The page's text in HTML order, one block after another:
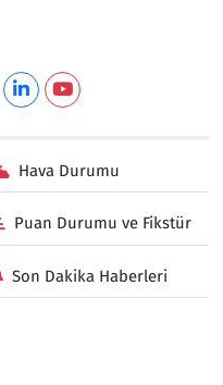
Hava Durumu
Puan Durumu ve Fikstür
Son Dakika Haberleri